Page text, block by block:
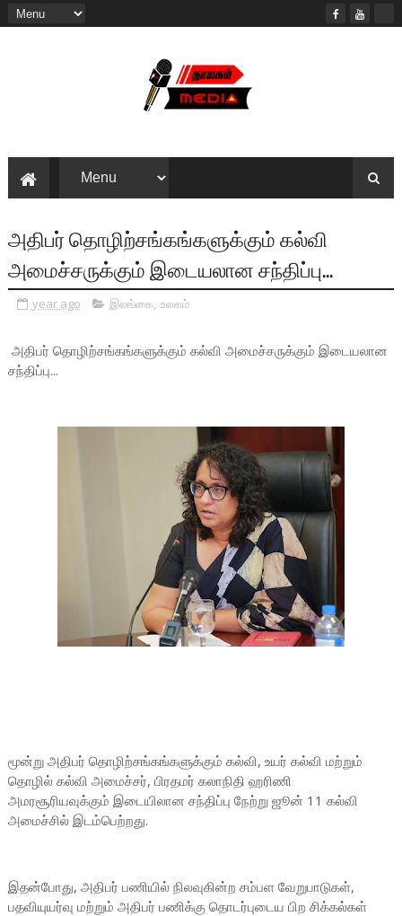
அதிபர் தொழிற்சங்கங்களுக்கும் கல்வி
அமைச்சருக்கும் இடையலான சந்திப்பு...
year ago இலங்கை, உலகம்
அதிபர் தொழிற்சங்கங்களுக்கும் கல்வி அமைச்சருக்கும் இடையலான
சந்திப்பு...
மூன்று அதிபர் தொழிற்சங்கங்களுக்கும் கல்வி, உயர் கல்வி மற்றும்
தொழில் கல்வி அமைச்சர், பிரதமர் கலாநிதி ஹரிணி
அமரசூரியவுக்கும் இடையிலான சந்திப்பு நேற்று ஜூன் 11 கல்வி
அமைச்சில் இடம்பெற்றது.
இதன்போது, அதிபர் பணியில் நிலவுகின்ற சம்பள வேறுபாடுகள்,
பதவியுயர்வு மற்றும் அதிபர் பணிக்கு தொடர்புடைய பிற சிக்கல்கள்